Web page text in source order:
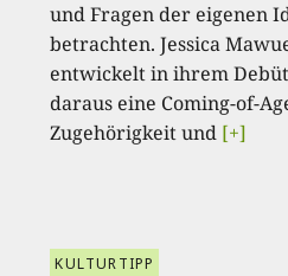
und Fragen der eigenen
betrachten. Jessica
entwickelt in ihrem
daraus eine Coming-of-
Zugehörigkeit und [+]
KULTURTIPP